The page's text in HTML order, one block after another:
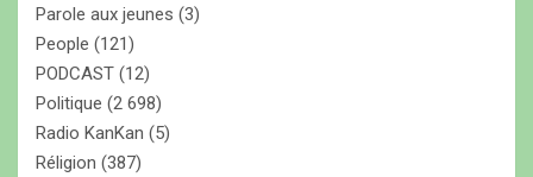
Parole aux jeunes (3)
People (121)
PODCAST (12)
Politique (2 698)
Radio KanKan (5)
Réligion (387)